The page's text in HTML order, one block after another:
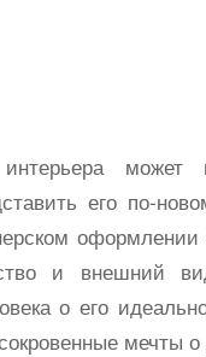
может
его по-
и внешний
о его
мечты